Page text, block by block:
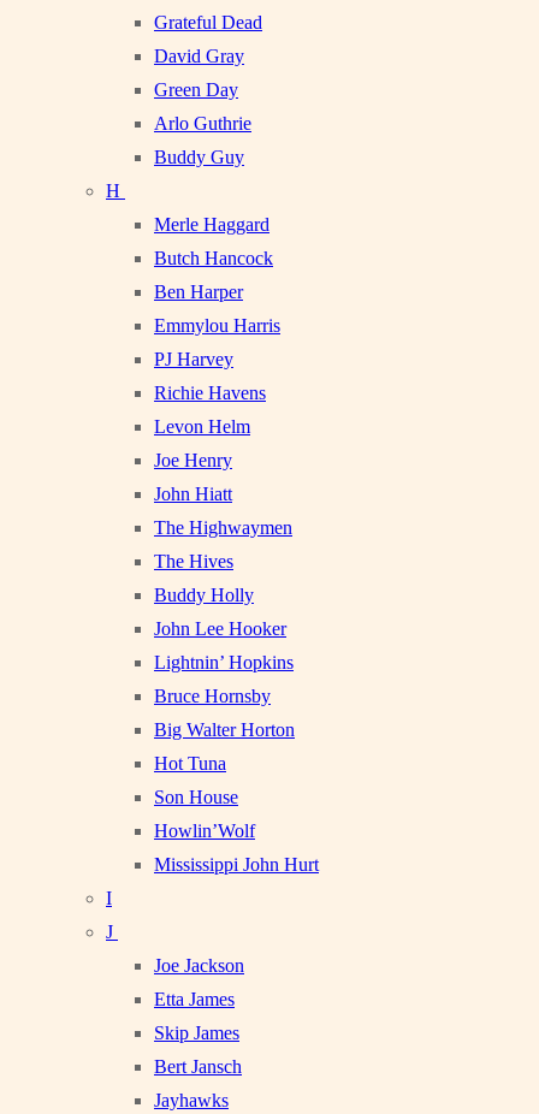
Grateful Dead
David Gray
Green Day
Arlo Guthrie
Buddy Guy
H
Merle Haggard
Butch Hancock
Ben Harper
Emmylou Harris
PJ Harvey
Richie Havens
Levon Helm
Joe Henry
John Hiatt
The Highwaymen
The Hives
Buddy Holly
John Lee Hooker
Lightnin’ Hopkins
Bruce Hornsby
Big Walter Horton
Hot Tuna
Son House
Howlin’Wolf
Mississippi John Hurt
I
J
Joe Jackson
Etta James
Skip James
Bert Jansch
Jayhawks